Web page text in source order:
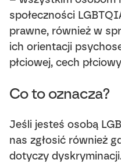
społeczności
prawne, również w
ich orientacji
płciowej, cech
Co to oznacza?
Jeśli jesteś osobą
nas zgłosić również
dotyczy